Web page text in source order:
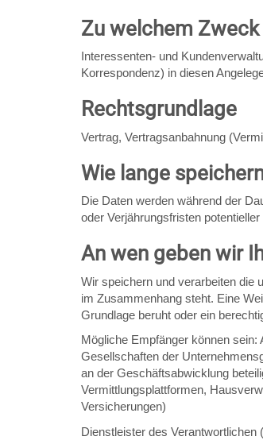
Zu welchem
Interessenten- und
Korrespondenz) in diesen
Rechtsgrundlage
Vertrag, Vertragsanbahnung
Wie lange
Die Daten werden während der
oder Verjährungsfristen
An wen geben wir
Wir speichern und verarbeiten die
im Zusammenhang steht. Eine
Grundlage beruht oder ein
Mögliche Empfänger können
Gesellschaften der
an der Geschäftsabwicklung
Vermittlungsplattformen,
Versicherungen)
Dienstleister des